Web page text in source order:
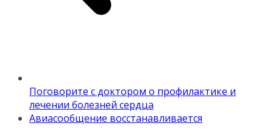
Поговорите с доктором о профилактике и
лечении болезней сердца
Авиасообщение восстанавливается